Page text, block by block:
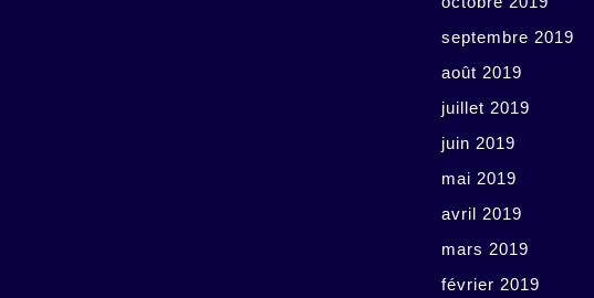
septembre 2019
août 2019
juillet 2019
juin 2019
mai 2019
avril 2019
mars 2019
février 2019